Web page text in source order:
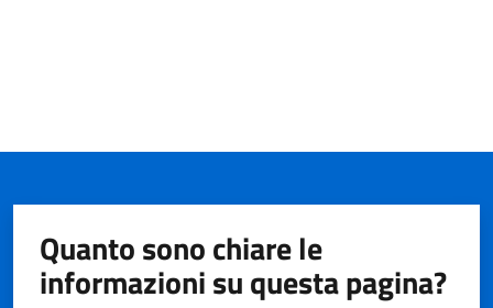
Quanto sono chiare le
informazioni su questa pagina?